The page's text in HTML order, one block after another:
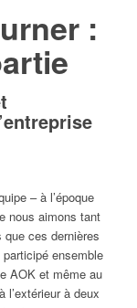
:
– à l’époque
nous aimons tant
que ces dernières
ensemble
AOK et même au
l’extérieur à deux